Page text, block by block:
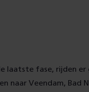
laatste fase, rijden er
naar Veendam, Bad